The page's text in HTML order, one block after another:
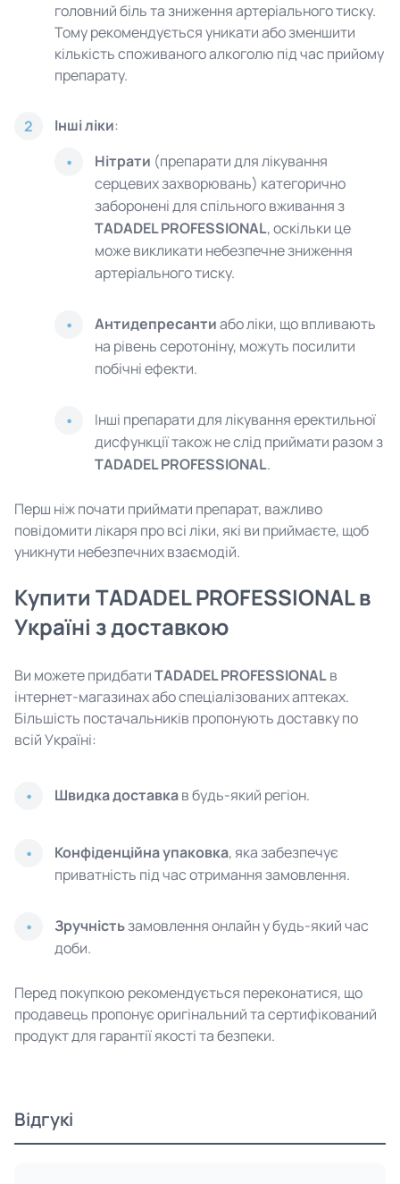
головний біль та зниження артеріального тиску.
Тому рекомендується уникати або зменшити
кількість споживаного алкоголю під час прийому
препарату.
2 Інші ліки:
Нітрати (препарати для лікування
серцевих захворювань) категорично
заборонені для спільного вживання з
TADADEL PROFESSIONAL, оскільки це
може викликати небезпечне зниження
артеріального тиску.
Антидепресантиабо ліки, що впливають
на рівень серотоніну, можуть посилити
побічні ефекти.
Інші препарати для лікування еректильної
дисфункції також не слід приймати разом з
TADADEL PROFESSIONAL.
Перш ніж почати приймати препарат, важливо
повідомити лікаря про всі ліки, які ви приймаєте, щоб
уникнути небезпечних взаємодій.
Купити TADADEL PROFESSIONAL в
Україні з доставкою
Ви можете придбатиTADADEL PROFESSIONALв
інтернет-магазинах або спеціалізованих аптеках.
Більшість постачальників пропонують доставку по
всій Україні:
Швидка доставкав будь-який регіон.
Конфіденційна упаковка, яка забезпечує
приватність під час отримання замовлення.
Зручністьзамовлення онлайн у будь-який час
доби.
Перед покупкою рекомендується переконатися, що
продавець пропонує оригінальний та сертифікований
продукт для гарантії якості та безпеки.
Відгукі